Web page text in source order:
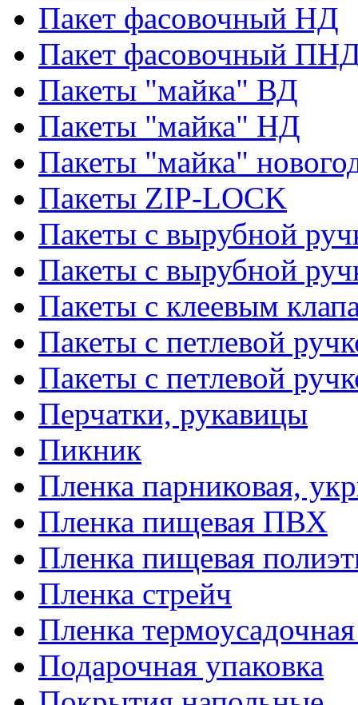
Пакет фасовочный НД
Пакет фасовочный
Пакеты "майка" ВД
Пакеты "майка" НД
Пакеты "майка"
Пакеты ZIP-LOCK
Пакеты с вырубной
Пакеты с вырубной
Пакеты с клеевым
Пакеты с петлевой
Пакеты с петлевой
Перчатки, рукавицы
Пикник
Пленка парниковая,
Пленка пищевая ПВХ
Пленка пищевая
Пленка стрейч
Пленка
Подарочная упаковка